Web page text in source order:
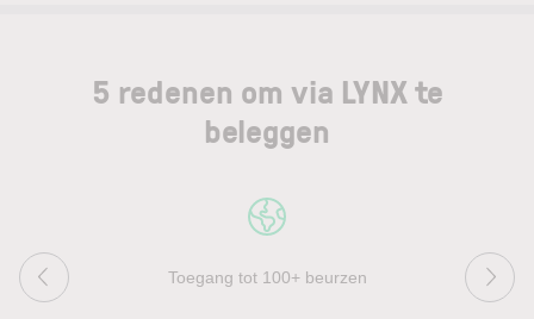
5 redenen om via LYNX te
beleggen
Toegang tot 100+ beurzen